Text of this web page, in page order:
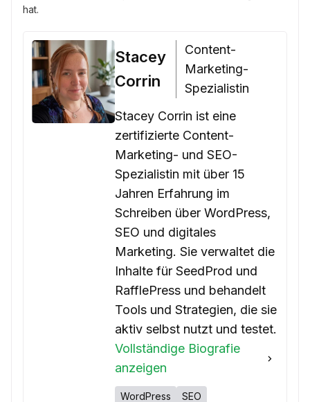
hat.
Stacey
Corrin
Content-
Marketing-
Spezialistin
Stacey Corrin ist eine
zertifizierte Content-
Marketing- und SEO-
Spezialistin mit über 15
Jahren Erfahrung im
Schreiben über WordPress,
SEO und digitales
Marketing. Sie verwaltet die
Inhalte für SeedProd und
RafflePress und behandelt
Tools und Strategien, die sie
aktiv selbst nutzt und testet.
Vollständige Biografie
anzeigen
WordPress
SEO